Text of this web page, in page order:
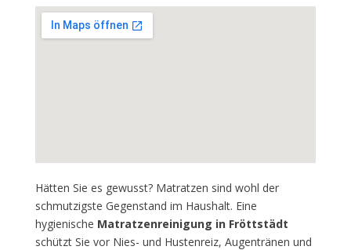
Hätten Sie es gewusst? Matratzen sind wohl der
schmutzigste Gegenstand im Haushalt. Eine
hygienische Matratzenreinigung in Fröttstädt
schützt Sie vor Nies- und Hustenreiz, Augentränen und